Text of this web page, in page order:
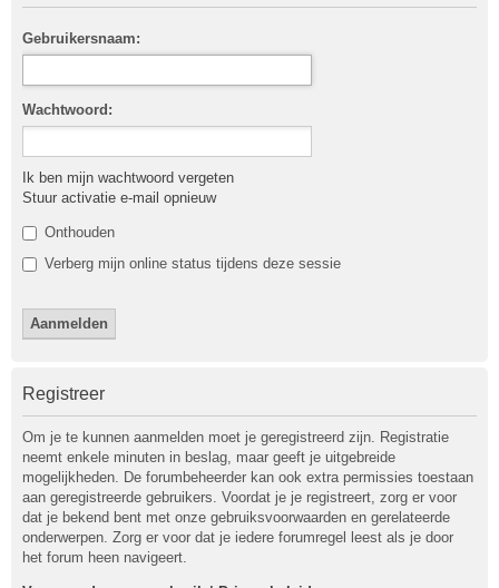
Gebruikersnaam:
Wachtwoord:
Ik ben mijn wachtwoord vergeten
Stuur activatie e-mail opnieuw
Onthouden
Verberg mijn online status tijdens deze sessie
Registreer
Om je te kunnen aanmelden moet je geregistreerd zijn. Registratie
neemt enkele minuten in beslag, maar geeft je uitgebreide
mogelijkheden. De forumbeheerder kan ook extra permissies toestaan
aan geregistreerde gebruikers. Voordat je je registreert, zorg er voor
dat je bekend bent met onze gebruiksvoorwaarden en gerelateerde
onderwerpen. Zorg er voor dat je iedere forumregel leest als je door
het forum heen navigeert.